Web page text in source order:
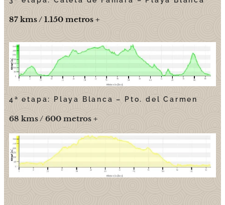
87 kms / 1.150 metros +
4ª etapa: Playa Blanca – Pto. del Carmen
68 kms / 600 metros +